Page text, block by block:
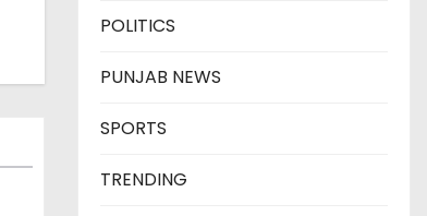
POLITICS
PUNJAB NEWS
SPORTS
TRENDING